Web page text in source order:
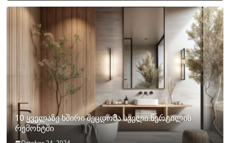
10 ყველაზე ხშირი შეცდომა სველი წერტილის
რემონტში